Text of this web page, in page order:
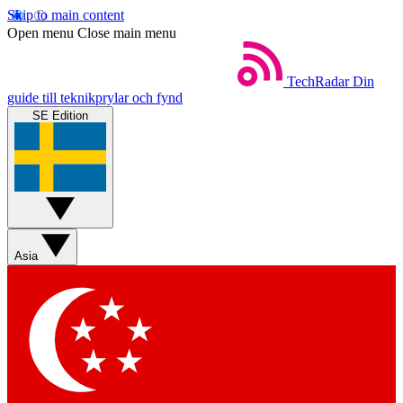
Skip to main content
Open menu Close main menu
TechRadar Din
guide till teknikprylar och fynd
SE Edition
Asia